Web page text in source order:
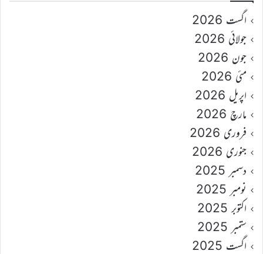
اگست 2026
جولائی 2026
جون 2026
مئی 2026
اپریل 2026
مارچ 2026
فروری 2026
جنوری 2026
دسمبر 2025
نومبر 2025
اکتوبر 2025
ستمبر 2025
اگست 2025